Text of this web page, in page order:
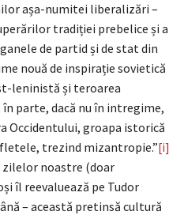
așa-numitei liberalizări –
tradiției prebelice și a
de partid și de stat din
nouă de inspirație sovietică
leninistă și teroarea
parte, dacă nu în intregime,
Occidentului, groapa istorică
trezind mizantropie.”[i]
noastre (doar
îl reevaluează pe Tudor
– această pretinsă cultură